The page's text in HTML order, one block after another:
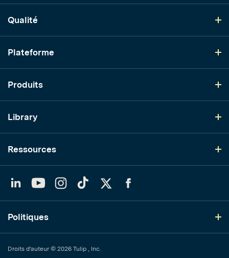
Qualité
Plateforme
Produits
Library
Ressources
YouTubeInstagram
TikTok
Politiques
Droits d'auteur © 2026 Tulip , Inc.